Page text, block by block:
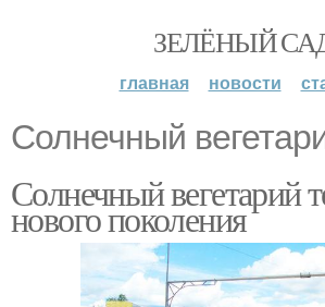
ЗЕЛЁНЫЙ
главная новости
Солнечный
Солнечный вегетарий
нового поколения